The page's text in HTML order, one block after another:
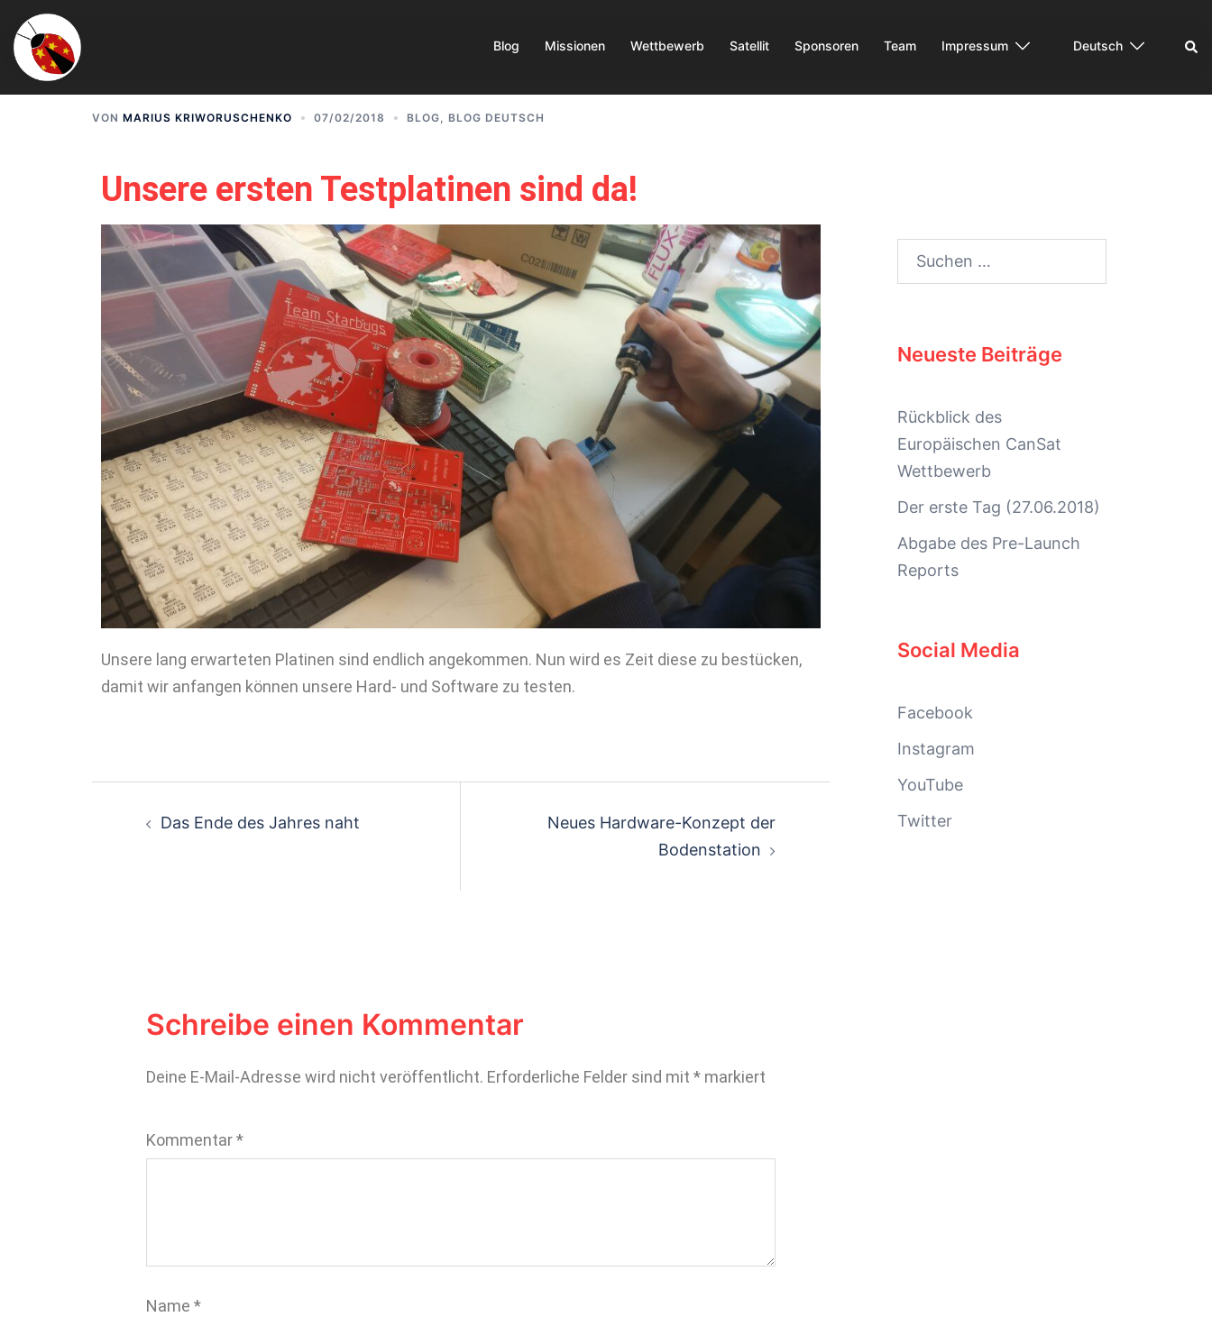
Blog Missionen Wettbewerb Satellit Sponsoren Team Impressum Deutsch
VON MARIUS KRIWORUSCHENKO 07/02/2018 BLOG BLOG DEUTSCH
Unsere ersten Testplatinen sind da!
Unsere lang erwarteten Platinen sind endlich angekommen. Nun wird es Zeit diese zu bestücken,
damit wir anfangen können unsere Hard- und Software zu testen.
Das Ende des Jahres naht
Neues Hardware-Konzept der
Bodenstation
Schreibe einen Kommentar
Deine E-Mail-Adresse wird nicht veröffentlicht. Erforderliche Felder sind mit * markiert
Kommentar*
Name *
Neueste Beiträge
Rückblick des
Europäischen CanSat
Wettbewerb
Der erste Tag (27.06.2018)
Abgabe des Pre-Launch
Reports
Social Media
Facebook
Instagram
YouTube
Twitter